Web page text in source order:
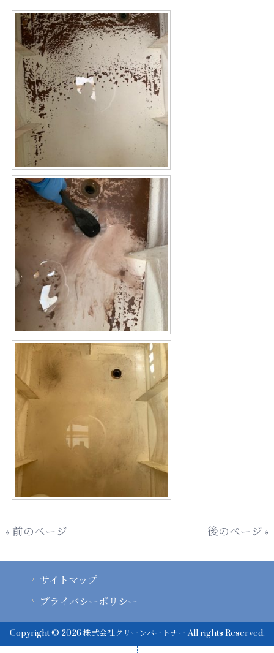
« 前のページ 後のページ »
サイトマップ
プライバシーポリシー
Copyright © 2026 株式会社クリーンパートナー All rights Reserved.